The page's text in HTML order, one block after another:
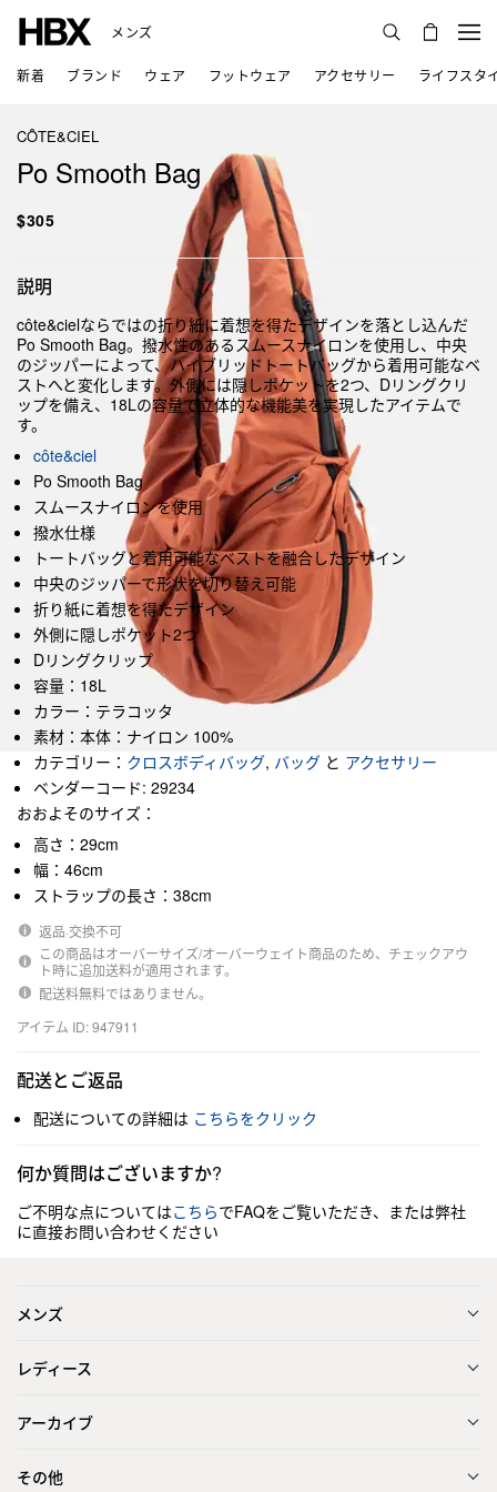
メンズ
新着 ブランド ウェア フットウェア アクセサリー ライフスタ
CÔTE&CIEL
Po Smooth Bag
$305
説明
côte&cielならではの折り紙に着想を得たデザインを落とし込んだ
Po Smooth Bag。撥水性のあるスムースナイロンを使用し、中央
のジッパーによって、ハイブリッドトートバッグから着用可能なベ
ストへと変化します。外側には隠しポケットを2つ、Dリングクリ
ップを備え、18Lの容量で立体的な機能美を実現したアイテムで
す。
côte&ciel
Po Smooth Bag
スムースナイロンを使用
撥水仕様
トートバッグと着用可能なベストを融合したデザイン
中央のジッパーで形状を切り替え可能
折り紙に着想を得たデザイン
外側に隠しポケット2つ
Dリングクリップ
容量：18L
カラー：テラコッタ
素材：本体：ナイロン 100%
カテゴリー： クロスボディバッグ, バッグ と アクセサリー
ベンダーコード: 29234
おおよそのサイズ：
高さ：29cm
幅：46cm
ストラップの長さ：38cm
返品·交換不可
この商品はオーバーサイズ/オーバーウェイト商品のため、チェックアウ
ト時に追加送料が適用されます。
配送料無料ではありません。
アイテム ID: 947911
配送とご返品
配送についての詳細は こちらをクリック
何か質問はございますか?
ご不明な点についてはこちらでFAQをご覧いただき、または弊社
に直接お問い合わせください
メンズ
レディース
アーカイブ
その他